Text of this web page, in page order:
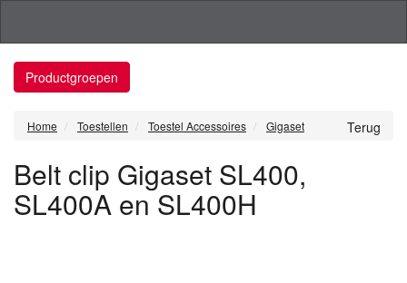
Productgroepen
Terug
Home Toestellen Toestel Accessoires Gigaset
Belt clip Gigaset SL400,
SL400A en SL400H